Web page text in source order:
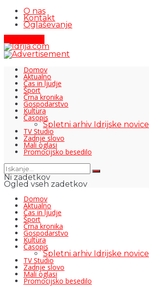
O nas
Kontakt
Oglaševanje
Domov
Aktualno
Čas in ljudje
Šport
Črna kronika
Gospodarstvo
Kultura
Časopis
Spletni arhiv Idrijske novice
TV Studio
Zadnje slovo
Mali oglasi
Promocijsko besedilo
Ni zadetkov
Ogled vseh zadetkov
Domov
Aktualno
Čas in ljudje
Šport
Črna kronika
Gospodarstvo
Kultura
Časopis
Spletni arhiv Idrijske novice
TV Studio
Zadnje slovo
Mali oglasi
Promocijsko besedilo